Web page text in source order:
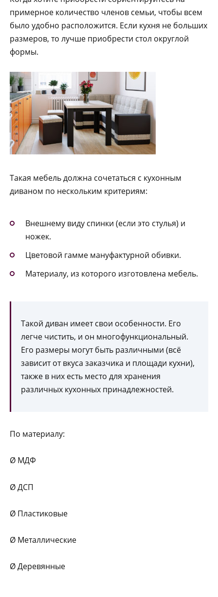
примерное количество членов семьи, чтобы всем
было удобно расположится. Если кухня не больших
размеров, то лучше приобрести стол округлой
формы.
Такая мебель должна сочетаться с кухонным
диваном по нескольким критериям:
Внешнему виду спинки (если это стулья) и
ножек.
Цветовой гамме мануфактурной обивки.
Материалу, из которого изготовлена мебель.
Такой диван имеет свои особенности. Его
легче чистить, и он многофункциональный.
Его размеры могут быть различными (всё
зависит от вкуса заказчика и площади кухни),
также в них есть место для хранения
различных кухонных принадлежностей.
По материалу:
Ø МДФ
Ø ДСП
Ø Пластиковые
Ø Металлические
Ø Деревянные